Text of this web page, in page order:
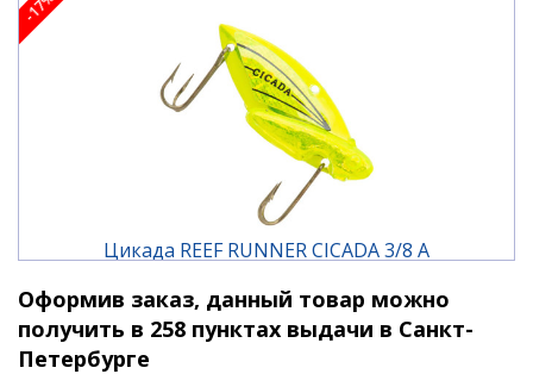
заглубление: контролируемое
Цикада REEF RUNNER CICADA 3/8 A
1 080 ₽ 1 300 ₽
Оформив заказ, данный товар можно
получить в 258 пунктах выдачи в Санкт-
Петербурге